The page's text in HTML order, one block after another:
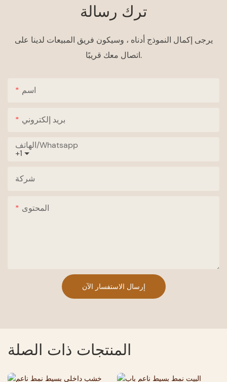
ترك رسالة
يرجى إكمال النموذج أدناه ، وسيكون فريق المبيعات لدينا على
اتصال معك قريبًا.
اسم
بريد إلكتروني
+1
الهاتف/whatsapp
شركة
المحتوى
إرسال الاستفسار الآن
المنتجات ذات الصلة